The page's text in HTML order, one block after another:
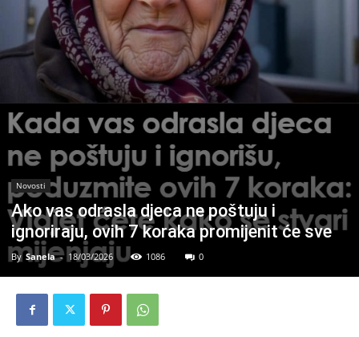
Novosti
Ako vas odrasla djeca ne poštuju i
ignoriraju, ovih 7 koraka promijenit će sve
By Sanela - 18/03/2026 1086 0